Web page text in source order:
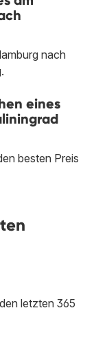
nach
eines
besten Preis
letzten 365